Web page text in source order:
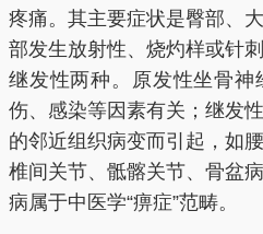
疼痛。其主要症状是臀部、
部发生放射性、烧灼样或针
继发性两种。原发性坐骨
伤、感染等因素有关；继发
的邻近组织病变而引起，如
椎间关节、骶髂关节、骨盆
病属于中医学“痹症”范畴。